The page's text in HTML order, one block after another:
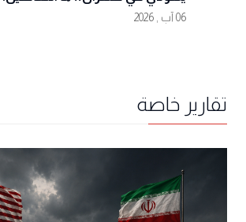
06 آب , 2026
تقارير خاصة